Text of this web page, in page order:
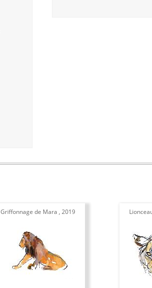
Griffonnage de Mara , 2019